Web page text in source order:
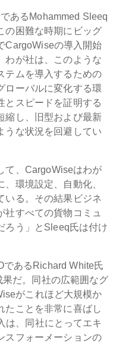
あるMohammed Sleeq
の困難な時期にビッグ
CargoWiseの導入開始
わが社は、このような
テムを導入するための
ローバルに変化する環
とスピードを証明する
縮し、旧型および最新
うな状況を回避してい
て、CargoWiseはわが
環境設定、自動化、
いる。その結果ビジネ
社すべての貨物コミュ
ろう」とSleeq氏は付け
あるRichard White氏
だ。同社の広範囲なグ
がこれほど大規模か
たことを非常に喜ばし
は、同社にとってエキ
スフォーメーションの